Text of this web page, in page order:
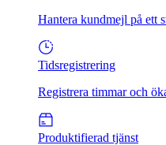
Hantera kundmejl på ett
Tidsregistrering
Registrera timmar och
Produktifierad tjänst